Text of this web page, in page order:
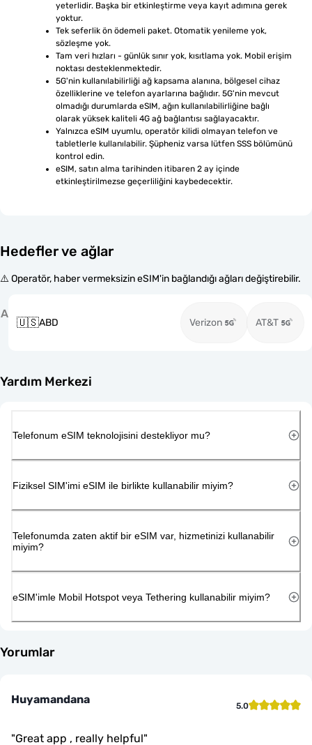
yeterlidir. Başka bir etkinleştirme veya kayıt adımına gerek
yoktur.
Tek seferlik ön ödemeli paket. Otomatik yenileme yok,
sözleşme yok.
Tam veri hızları - günlük sınır yok, kısıtlama yok. Mobil erişim
noktası desteklenmektedir.
5G'nin kullanılabilirliği ağ kapsama alanına, bölgesel cihaz
özelliklerine ve telefon ayarlarına bağlıdır. 5G'nin mevcut
olmadığı durumlarda eSIM, ağın kullanılabilirliğine bağlı
olarak yüksek kaliteli 4G ağ bağlantısı sağlayacaktır.
Yalnızca eSIM uyumlu, operatör kilidi olmayan telefon ve
tabletlerle kullanılabilir. Şüpheniz varsa lütfen SSS bölümünü
kontrol edin.
eSIM, satın alma tarihinden itibaren 2 ay içinde
etkinleştirilmezse geçerliliğini kaybedecektir.
Hedefler ve ağlar
⚠️ Operatör, haber vermeksizin eSIM'in bağlandığı ağları değiştirebilir.
A
🇺🇸ABD Verizon AT&T
Yardım Merkezi
Telefonum eSIM teknolojisini destekliyor mu?
Fiziksel SIM'imi eSIM ile birlikte kullanabilir miyim?
Telefonumda zaten aktif bir eSIM var, hizmetinizi kullanabilir
miyim?
eSIM'imle Mobil Hotspot veya Tethering kullanabilir miyim?
Yorumlar
Huyamandana 5.0
"Great app , really helpful"